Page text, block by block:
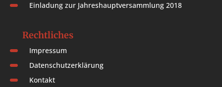
Einladung zur Jahreshauptversammlung 2018
Rechtliches
Impressum
Datenschutzerklärung
Kontakt